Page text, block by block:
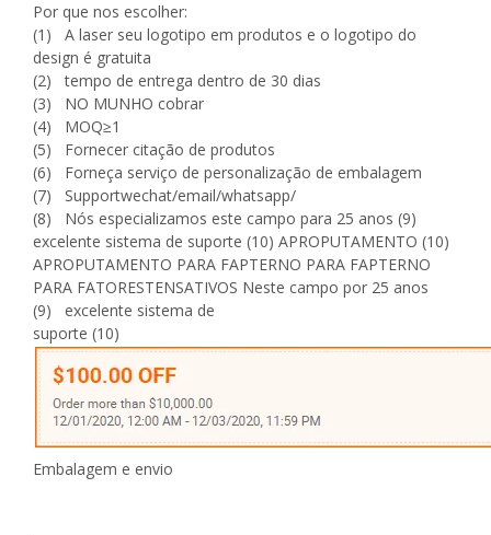
Por que nos escolher:
(1) A laser seu logotipo em produtos e o logotipo do
design é gratuita
(2) tempo de entrega dentro de 30 dias
(3) NO MUNHO cobrar
(4) MOQ≥1
(5) Fornecer citação de produtos
(6) Forneça serviço de personalização de embalagem
(7) Supportwechat/email/whatsapp/
(8) Nós especializamos este campo para 25 anos (9)
excelente sistema de suporte (10) APROPUTAMENTO (10)
APROPUTAMENTO PARA FAPTERNO PARA FAPTERNO
PARA FATORESTENSATIVOS Neste campo por 25 anos
(9) excelente sistema de
suporte (10)
Embalagem e envio